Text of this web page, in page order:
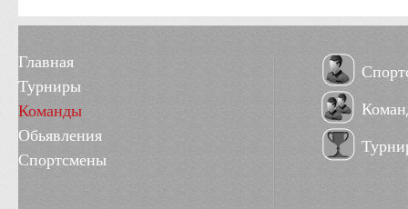
Главная
Турниры
Команды
Обьявления
Спортсмены